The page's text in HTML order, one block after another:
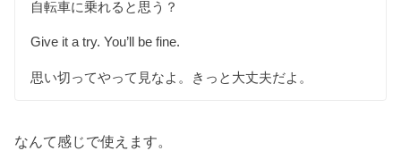
自転車に乗れると思う？
Give it a try. You’ll be fine.
思い切ってやって見なよ。きっと大丈夫だよ。
なんて感じで使えます。